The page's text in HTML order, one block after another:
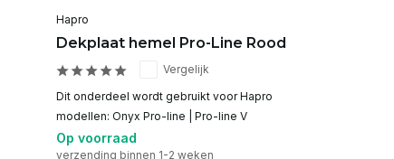
Hapro
Dekplaat hemel Pro-Line Rood
Vergelijk
Dit onderdeel wordt gebruikt voor Hapro
modellen: Onyx Pro-line | Pro-line V
Op voorraad
verzending binnen 1-2 weken